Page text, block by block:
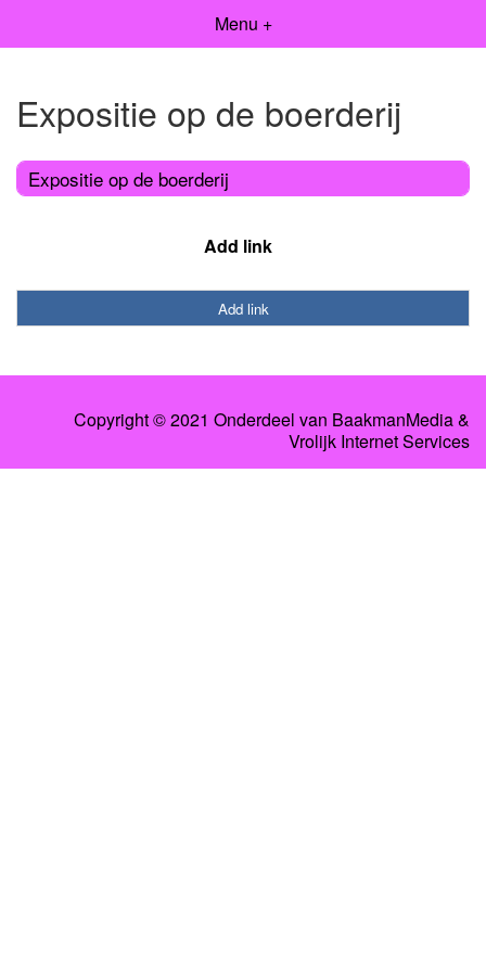
Menu +
Expositie op de boerderij
Expositie op de boerderij
Add link
Add link
Copyright © 2021 Onderdeel van BaakmanMedia&
Vrolijk Internet Services